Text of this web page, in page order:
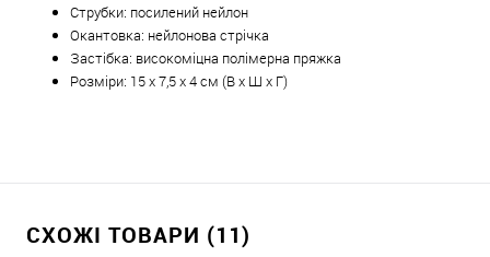
Струбки: посилений нейлон
Окантовка: нейлонова стрічка
Застібка: високоміцна полімерна пряжка
Розміри: 15 x 7,5 x 4 см (В x Ш x Г)
СХОЖІ ТОВАРИ (11)